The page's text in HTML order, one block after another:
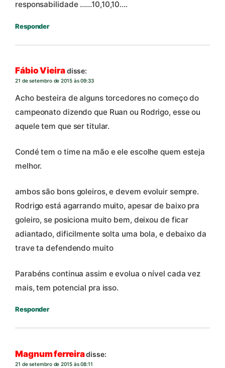
responsabilidade ……10,10,10….
Responder
Fábio Vieiradisse:
21 de setembro de 2015 às 09:33
Acho besteira de alguns torcedores no começo do
campeonato dizendo que Ruan ou Rodrigo, esse ou
aquele tem que ser titular.
Condé tem o time na mão e ele escolhe quem esteja
melhor.
ambos são bons goleiros, e devem evoluir sempre.
Rodrigo está agarrando muito, apesar de baixo pra
goleiro, se posiciona muito bem, deixou de ficar
adiantado, dificilmente solta uma bola, e debaixo da
trave ta defendendo muito
Parabéns continua assim e evolua o nível cada vez
mais, tem potencial pra isso.
Responder
Magnum ferreiradisse:
21 de setembro de 2015 às 08:11